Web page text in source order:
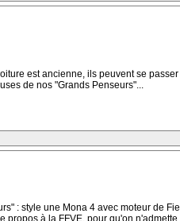
est ancienne, ils peuvent se
de nos "Grands Penseurs"...
: style une Mona 4 avec moteur de
à la FFVE, pour qu'on